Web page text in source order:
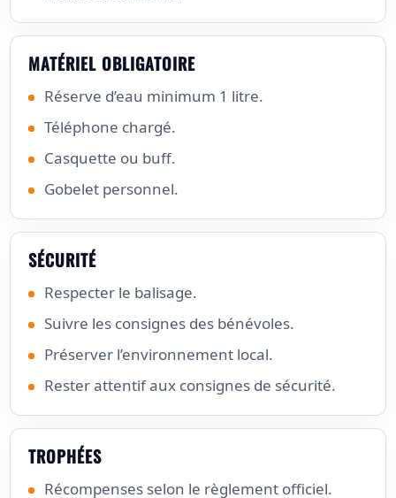
MATÉRIEL OBLIGATOIRE
Réserve d’eau minimum 1 litre.
Téléphone chargé.
Casquette ou buff.
Gobelet personnel.
SÉCURITÉ
Respecter le balisage.
Suivre les consignes des bénévoles.
Préserver l’environnement local.
Rester attentif aux consignes de sécurité.
TROPHÉES
Récompenses selon le règlement officiel.